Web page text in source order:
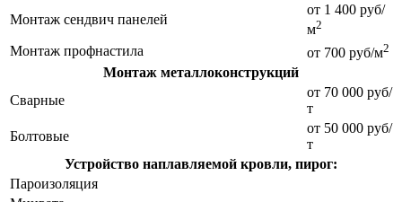
Монтаж сендвич панелей
от 1 400 руб/
м2
Монтаж профнастила от 700 руб/м2
Монтаж металлоконструкций
Сварные
от 70 000 руб/
т
Болтовые
от 50 000 руб/
т
Устройство наплавляемой кровли, пирог:
Пароизоляция